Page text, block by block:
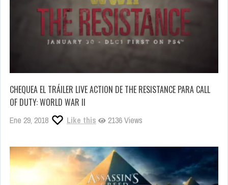
CHEQUEA EL TRÁILER LIVE ACTION DE THE RESISTANCE PARA CALL
OF DUTY: WORLD WAR II
Ene 29, 2018 Like this 2136 Views